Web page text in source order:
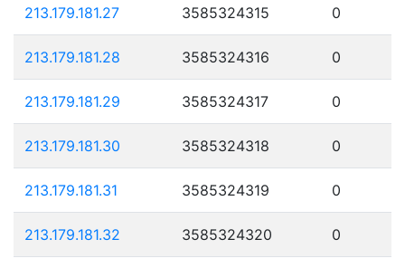
213.179.181.27 3585324315 0
213.179.181.28 3585324316 0
213.179.181.29 3585324317 0
213.179.181.30 3585324318 0
213.179.181.31 3585324319 0
213.179.181.32 3585324320 0